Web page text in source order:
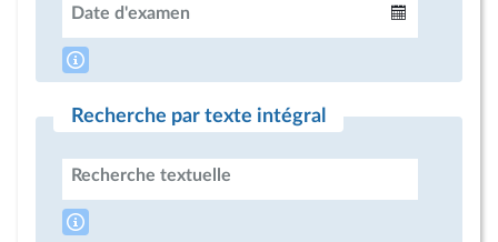
Date d'examen
Recherche par texte intégral
Recherche textuelle